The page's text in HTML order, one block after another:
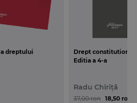
dreptului
Drept
Editia a 4-a
Radu Chiriță
37,00 ron 18,50 ron